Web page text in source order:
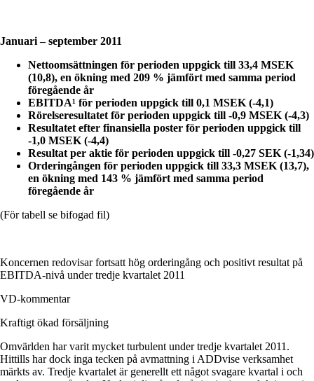
Januari – september 2011
Nettoomsättningen för perioden uppgick till 33,4 MSEK
(10,8), en ökning med 209 % jämfört med samma period
föregående år
EBITDA¹ för perioden uppgick till 0,1 MSEK (-4,1)
Rörelseresultatet för perioden uppgick till -0,9 MSEK (-4,3)
Resultatet efter finansiella poster för perioden uppgick till
-1,0 MSEK (-4,4)
Resultat per aktie för perioden uppgick till -0,27 SEK (-1,34)
Orderingången för perioden uppgick till 33,3 MSEK (13,7),
en ökning med 143 % jämfört med samma period
föregående år
(För tabell se bifogad fil)
Koncernen redovisar fortsatt hög orderingång och positivt resultat på
EBITDA-nivå under tredje kvartalet 2011
VD-kommentar
Kraftigt ökad försäljning
Omvärlden har varit mycket turbulent under tredje kvartalet 2011.
Hittills har dock inga tecken på avmattning i ADDvise verksamhet
märkts av. Tredje kvartalet är generellt ett något svagare kvartal i och